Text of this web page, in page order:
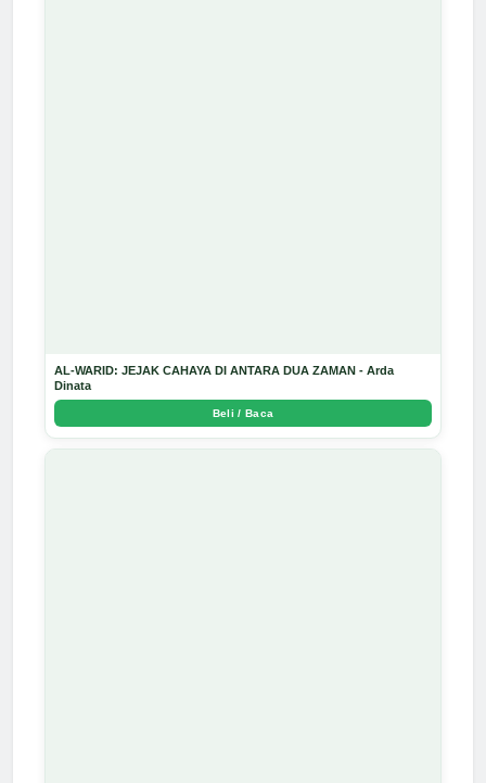
AL-WARID: JEJAK CAHAYA DI ANTARA DUA ZAMAN - Arda
Dinata
Beli / Baca